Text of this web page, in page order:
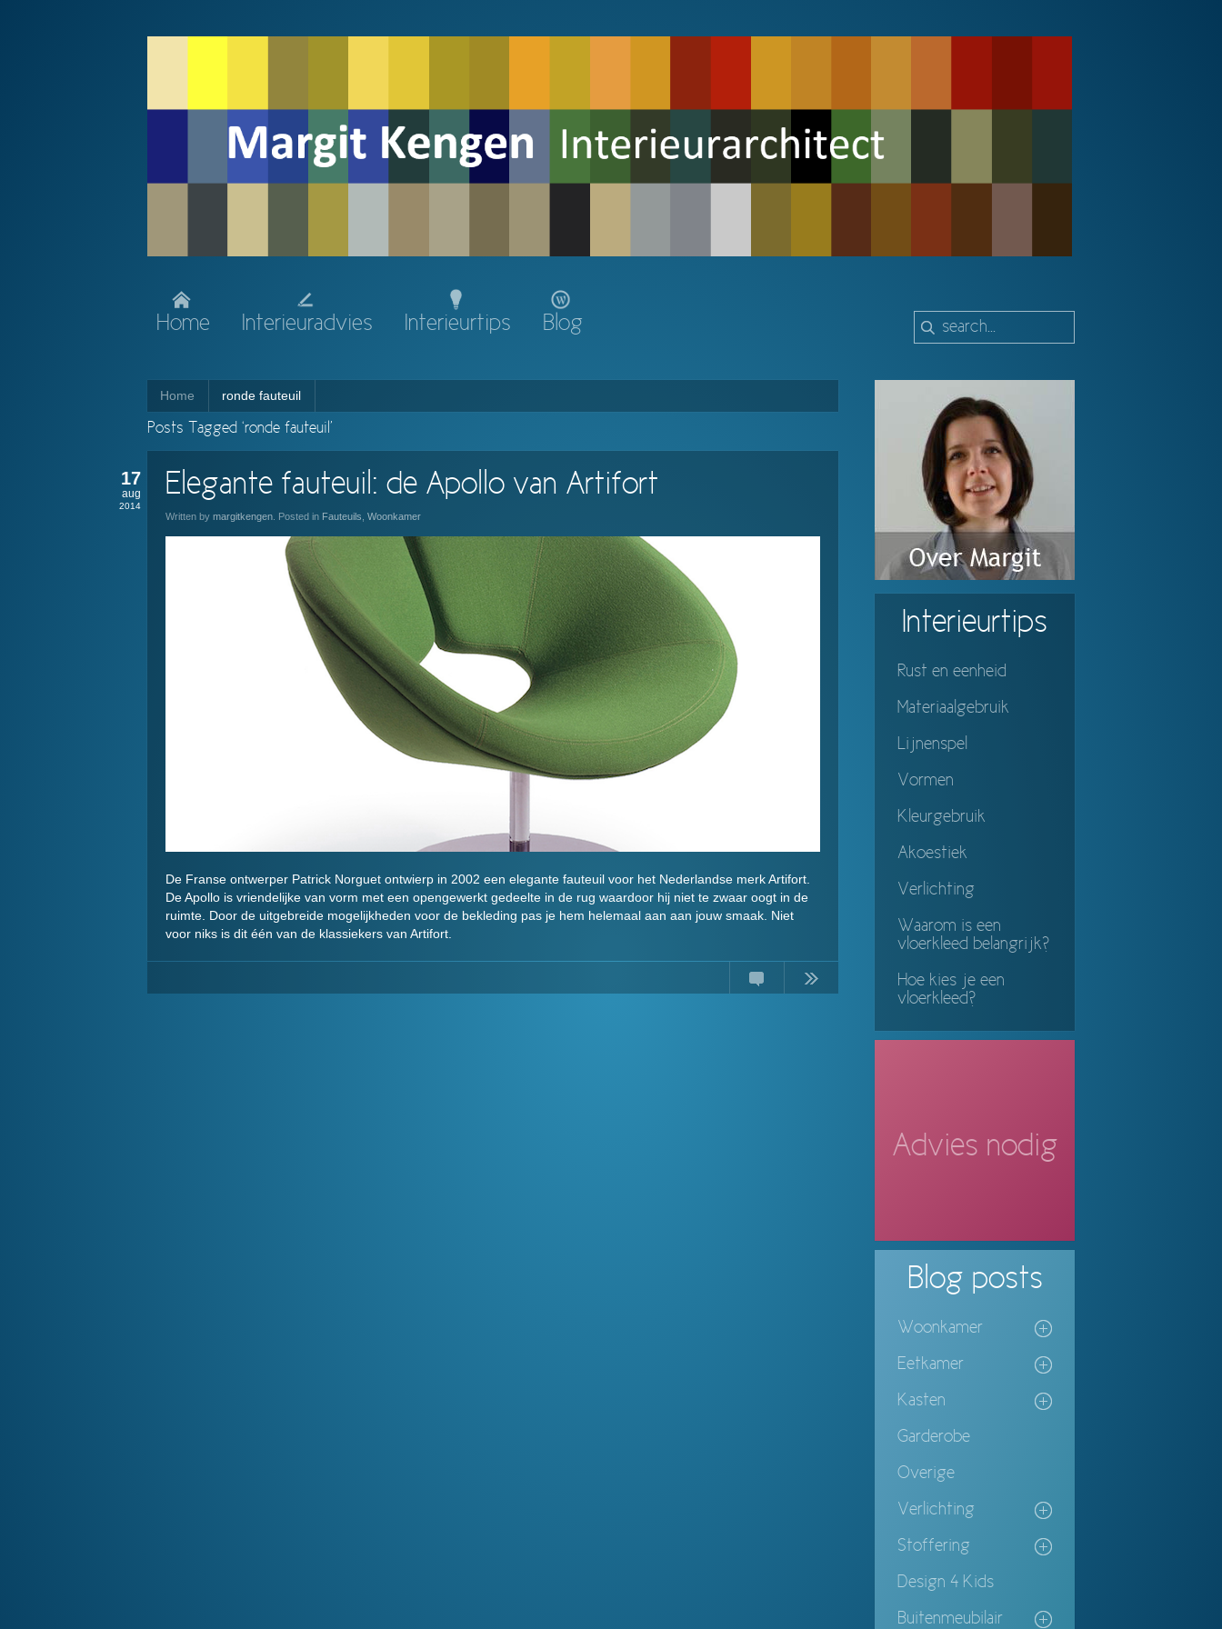
Home Interieuradvies Interieurtips Blog
Home ronde fauteuil
Posts Tagged ‘ronde fauteuil’
17
aug
2014
Elegante fauteuil: de Apollo van Artifort
Written by margitkengen . Posted in Fauteuils Woonkamer
De Franse ontwerper Patrick Norguet ontwierp in 2002 een elegante fauteuil voor het Nederlandse merk Artifort.
De Apollo is vriendelijke van vorm met een opengewerkt gedeelte in de rug waardoor hij niet te zwaar oogt in de
ruimte. Door de uitgebreide mogelijkheden voor de bekleding pas je hem helemaal aan aan jouw smaak. Niet
voor niks is dit één van de klassiekers van Artifort.
Continue
Interieurtips
Rust en eenheid
Materiaalgebruik
Lijnenspel
Vormen
Kleurgebruik
Akoestiek
Verlichting
Waarom is een
vloerkleed belangrijk?
Hoe kies je een
vloerkleed?
Advies nodig
Blog posts
Woonkamer
Eetkamer
Kasten
Garderobe
Overige
Verlichting
Stoffering
Design 4 Kids
Buitenmeubilair